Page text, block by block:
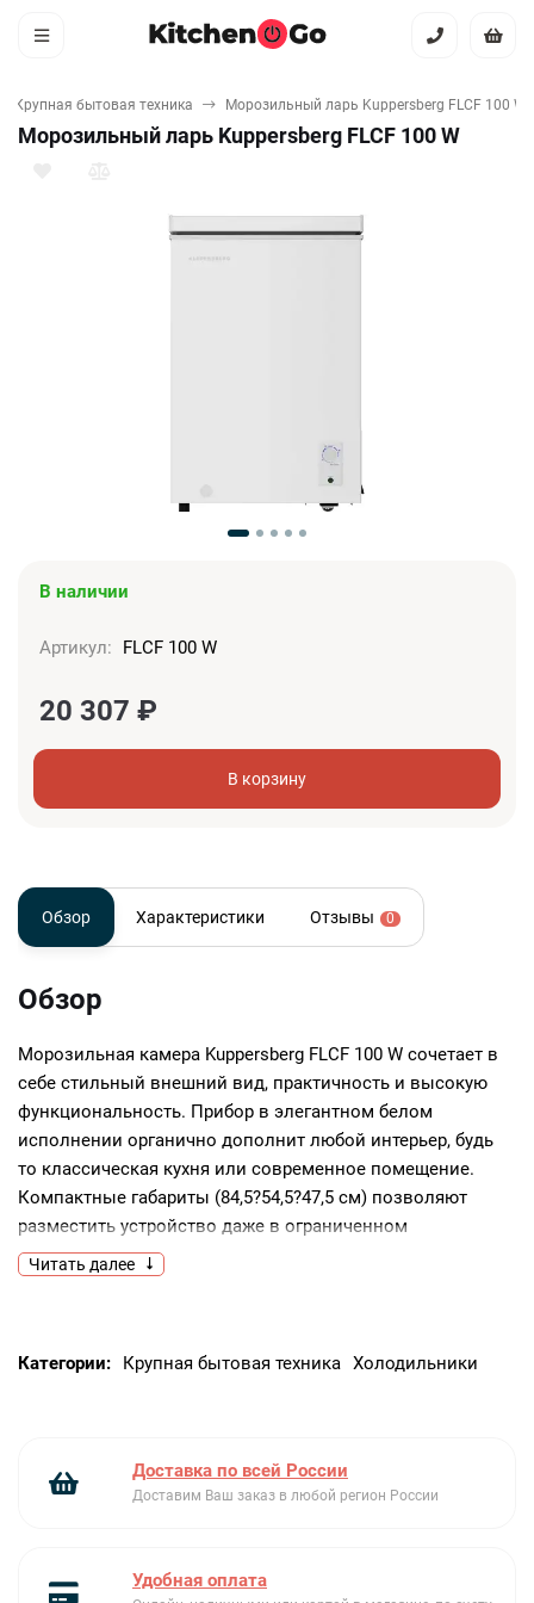
Крупная бытовая техника Морозильный ларь Kuppersberg FLCF 100 W
Морозильный ларь Kuppersberg FLCF 100 W
В наличии
Артикул: FLCF 100 W
20 307 ₽
В корзину
Обзор Характеристики Отзывы 0
Обзор
Морозильная камера Kuppersberg FLCF 100 W сочетает в
себе стильный внешний вид, практичность и высокую
функциональность. Прибор в элегантном белом
исполнении органично дополнит любой интерьер, будь
то классическая кухня или современное помещение.
Компактные габариты (84,5?54,5?47,5 см) позволяют
разместить устройство даже в ограниченном
пространстве, при этом внутренний объем составляет
внушительные 96 литров. Это идеальный выбор для
категории автономных устройств, что предоставляет
четкими линиями и качественные материалы корпуса
гарантирует стабильную работу при различных
температурных условиях, что особенно важно для
Читать далее
Категории: Крупная бытовая техника Холодильники
Доставка по всей России
Доставим Ваш заказ в любой регион России
Удобная оплата